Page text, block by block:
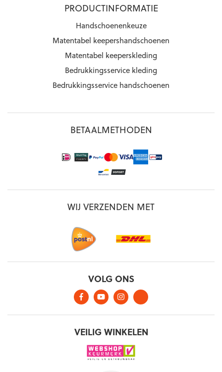
PRODUCTINFORMATIE
Handschoenenkeuze
Matentabel keepershandschoenen
Matentabel keeperskleding
Bedrukkingsservice kleding
Bedrukkingsservice handschoenen
BETAALMETHODEN
WIJ VERZENDEN MET